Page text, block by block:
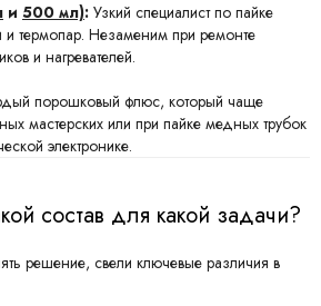
и 500 мл): Узкий специалист по пайке
и термопар. Незаменим при ремонте
и нагревателей.
порошковый флюс, который чаще
мастерских или при пайке медных трубок
электронике.
состав для какой задачи?
решение, свели ключевые различия в